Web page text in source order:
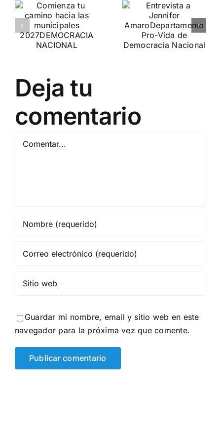
Entrevista a
Jennifer
Amaro
participa en
«La
Burbuja»
de
Deja tu
comentario
Comentar
Guardar mi nombre, email y sitio web en este
navegador para la próxima vez que comente.